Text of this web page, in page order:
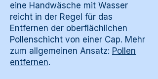
eine Handwäsche mit Wasser
reicht in der Regel für das
Entfernen der oberflächlichen
Pollenschicht von einer Cap. Mehr
zum allgemeinen Ansatz: Pollen
entfernen.